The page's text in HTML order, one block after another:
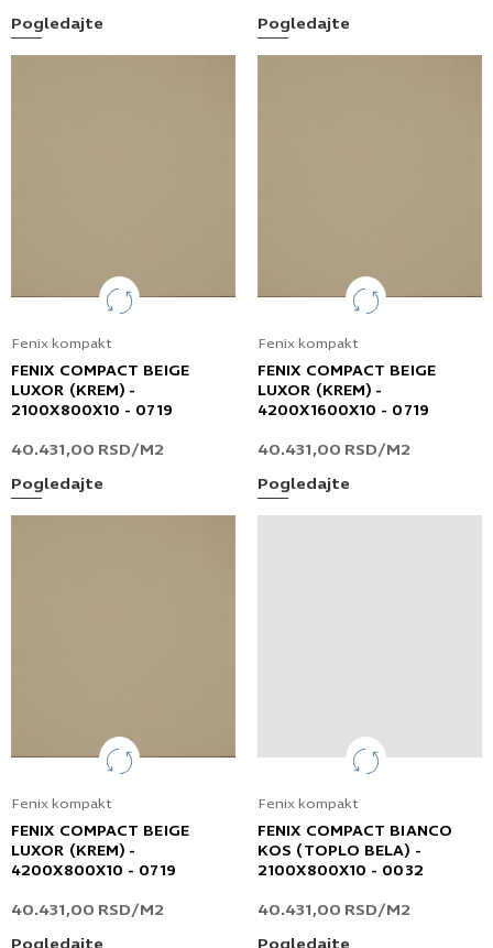
Pogledajte
Pogledajte
Fenix kompakt
FENIX COMPACT BEIGE
LUXOR (KREM) -
2100X800X10 - 0719
40.431,00 RSD/M2
Pogledajte
Fenix kompakt
FENIX COMPACT BEIGE
LUXOR (KREM) -
4200X1600X10 - 0719
40.431,00 RSD/M2
Pogledajte
Fenix kompakt
FENIX COMPACT BEIGE
LUXOR (KREM) -
4200X800X10 - 0719
40.431,00 RSD/M2
Pogledajte
Fenix kompakt
FENIX COMPACT BIANCO
KOS (TOPLO BELA) -
2100X800X10 - 0032
40.431,00 RSD/M2
Pogledajte